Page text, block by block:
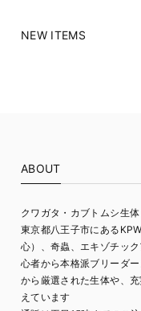
NEW ITEMS
ABOUT
クワガタ・カブトムシ生
東京都八王子市にある
心）、奇蟲、エキゾチッ
心者から本格派ブリーダ
から厳選された生体や、
えています